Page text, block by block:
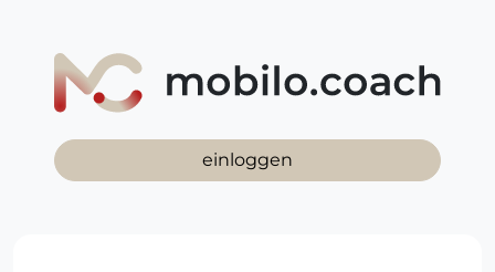
einloggen